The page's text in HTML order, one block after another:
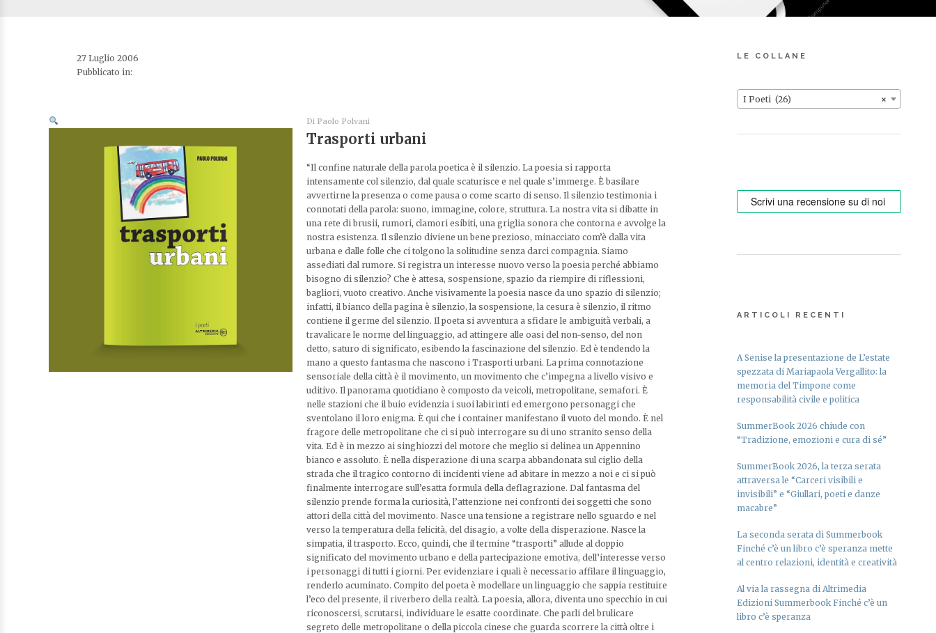
27 Luglio 2006
Pubblicato in:
Di Paolo Polvani
Trasporti urbani
“Il confine naturale della parola poetica è il silenzio. La poesia si rapporta
intensamente col silenzio, dal quale scaturisce e nel quale s’immerge. È basilare
avvertirne la presenza o come pausa o come scarto di senso. Il silenzio testimonia i
connotati della parola: suono, immagine, colore, struttura. La nostra vita si dibatte in
una rete di brusii, rumori, clamori esibiti, una griglia sonora che contorna e avvolge la
nostra esistenza. Il silenzio diviene un bene prezioso, minacciato com’è dalla vita
urbana e dalle folle che ci tolgono la solitudine senza darci compagnia. Siamo
assediati dal rumore. Si registra un interesse nuovo verso la poesia perché abbiamo
bisogno di silenzio? Che è attesa, sospensione, spazio da riempire di riflessioni,
bagliori, vuoto creativo. Anche visivamente la poesia nasce da uno spazio di silenzio;
infatti, il bianco della pagina è silenzio, la sospensione, la cesura è silenzio, il ritmo
contiene il germe del silenzio. Il poeta si avventura a sfidare le ambiguità verbali, a
travalicare le norme del linguaggio, ad attingere alle oasi del non-senso, del non
detto, saturo di significato, esibendo la fascinazione del silenzio. Ed è tendendo la
mano a questo fantasma che nascono i Trasporti urbani. La prima connotazione
sensoriale della città è il movimento, un movimento che c’impegna a livello visivo e
uditivo. Il panorama quotidiano è composto da veicoli, metropolitane, semafori. È
nelle stazioni che il buio evidenzia i suoi labirinti ed emergono personaggi che
sventolano il loro enigma. È qui che i container manifestano il vuoto del mondo. È nel
fragore delle metropolitane che ci si può interrogare su di uno stranito senso della
vita. Ed è in mezzo ai singhiozzi del motore che meglio si delinea un Appennino
bianco e assoluto. È nella disperazione di una scarpa abbandonata sul ciglio della
strada che il tragico contorno di incidenti viene ad abitare in mezzo a noi e ci si può
finalmente interrogare sull’esatta formula della deflagrazione. Dal fantasma del
silenzio prende forma la curiosità, l’attenzione nei confronti dei soggetti che sono
attori della città del movimento. Nasce una tensione a registrare nello sguardo e nel
verso la temperatura della felicità, del disagio, a volte della disperazione. Nasce la
simpatia, il trasporto. Ecco, quindi, che il termine “trasporti” allude al doppio
significato del movimento urbano e della partecipazione emotiva, dell’interesse verso
i personaggi di tutti i giorni. Per evidenziare i quali è necessario affilare il linguaggio,
renderlo acuminato. Compito del poeta è modellare un linguaggio che sappia restituire
l’eco del presente, il riverbero della realtà. La poesia, allora, diventa uno specchio in cui
riconoscersi, scrutarsi, individuare le esatte coordinate. Che parli del brulicare
segreto delle metropolitane o della piccola cinese che guarda scorrere la città oltre i
LE COLLANE
×
I Poeti (26)
ARTICOLI RECENTI
A Senise la presentazione de L’estate
spezzata di Mariapaola Vergallito: la
memoria del Timpone come
responsabilità civile e politica
SummerBook 2026 chiude con
“Tradizione, emozioni e cura di sé”
SummerBook 2026, la terza serata
attraversa le “Carceri visibili e
invisibili” e “Giullari, poeti e danze
macabre”
La seconda serata di Summerbook
Finché c’è un libro c’è speranza mette
al centro relazioni, identità e creatività
Al via la rassegna di Altrimedia
Edizioni Summerbook Finché c’è un
libro c’è speranza